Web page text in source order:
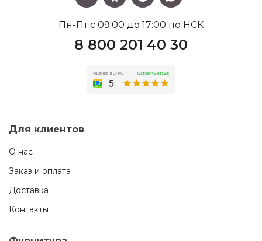
Пн-Пт с 09:00 до 17:00 по НСК
8 800 201 40 30
Для клиентов
О нас
Заказ и оплата
Доставка
Контакты